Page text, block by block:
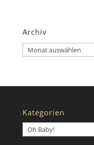
Archiv
Archiv
Kategorien
Kategorien